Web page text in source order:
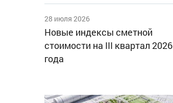
28 июля 2026
Новые индексы сметной
стоимости на III квартал 2026
года